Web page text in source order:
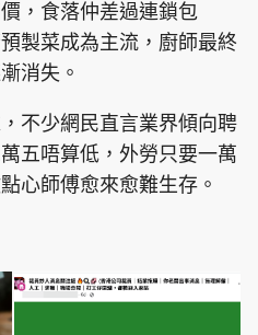
，食落仲差過連鎖包
製菜成為主流，廚師最終
消失。
不少網民直言業界傾向聘
五唔算低，外勞只要一萬
心師傅愈來愈難生存。